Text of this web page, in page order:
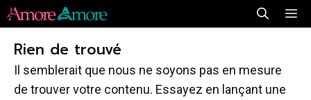
Aller
au
contenu
Rien de trouvé
Il semblerait que nous ne soyons pas en mesure
de trouver votre contenu. Essayez en lançant une